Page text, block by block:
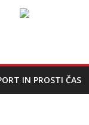
IN PROSTI ČAS